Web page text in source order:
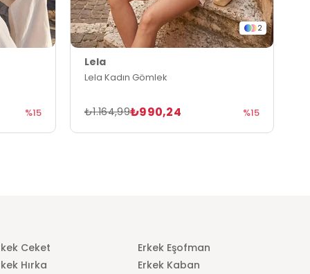
%15
2
Lela
Lela Kadın Gömlek
₺990,24
₺1.164,99 %15
Ceket
Erkek Eşofman
Hırka
Erkek Kaban